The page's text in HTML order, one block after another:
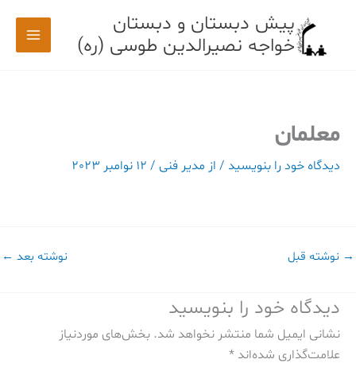
پیش دبستان و دبستان
خواجه نصیرالدین طوسی (ره)
معلمان
دیدگاه‌ خود را بنویسید / از مدیر فنی / 12 نوامبر 2023
→ نوشته قبل نوشته بعد ←
دیدگاه‌ خود را بنویسید
نشانی ایمیل شما منتشر نخواهد شد. بخش‌های موردنیاز
علامت‌گذاری شده‌اند *